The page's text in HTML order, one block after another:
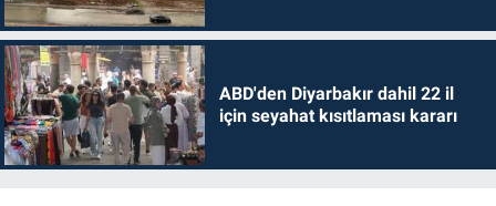
ABD'den Diyarbakır dahil 22 il
için seyahat kısıtlaması kararı